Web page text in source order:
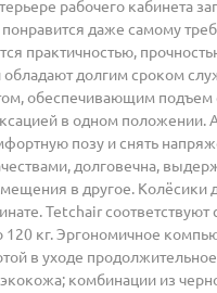
рабочего кабинета
даже самому
практичностью,
обладают долгим сроком
обеспечивающим подъем
в одном положении.
позу и снять
долговечна,
в другое. Колёсики
Tetchair
120 кг. Эргономичное
в уходе
комбинации из